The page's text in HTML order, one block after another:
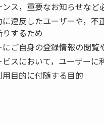
ンス，重要なお知らせなど
違反したユーザーや，
するため
にご自身の登録情報の閲
ビスにおいて，ユーザーに
目的に付随する目的